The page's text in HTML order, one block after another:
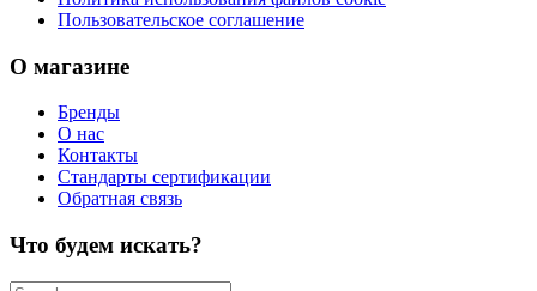
Пользовательское соглашение
О магазине
Бренды
О нас
Контакты
Стандарты сертификации
Обратная связь
Что будем искать?